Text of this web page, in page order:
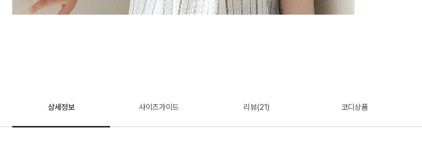
상세정보 사이즈가이드 리뷰(21) 코디상품